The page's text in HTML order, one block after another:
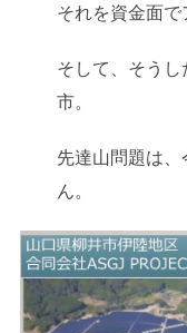
それを資金面で
そして、そう
市。
先達山問題は
ん。